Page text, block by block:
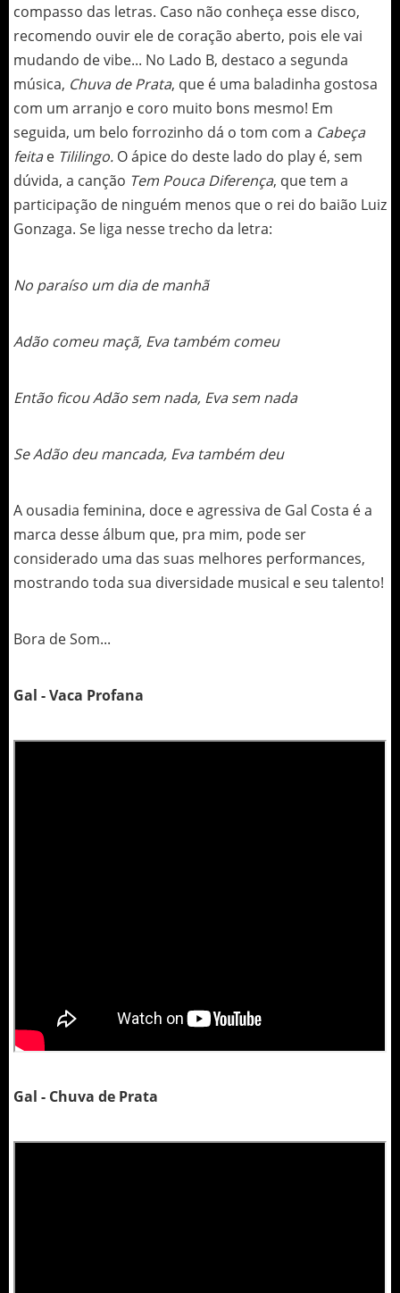
compasso das letras. Caso não conheça esse disco,
recomendo ouvir ele de coração aberto, pois ele vai
mudando de vibe... No Lado B, destaco a segunda
música, Chuva de Prata, que é uma baladinha gostosa
com um arranjo e coro muito bons mesmo! Em
seguida, um belo forrozinho dá o tom com a Cabeça
feitae Tililingo. O ápice do deste lado do play é, sem
dúvida, a canção Tem Pouca Diferença, que tem a
participação de ninguém menos que o rei do baião Luiz
Gonzaga. Se liga nesse trecho da letra:
No paraíso um dia de manhã
Adão comeu maçã, Eva também comeu
Então ficou Adão sem nada, Eva sem nada
Se Adão deu mancada, Eva também deu
A ousadia feminina, doce e agressiva de Gal Costa é a
marca desse álbum que, pra mim, pode ser
considerado uma das suas melhores performances,
mostrando toda sua diversidade musical e seu talento!
Bora de Som...
Gal - Vaca Profana
Gal - Chuva de Prata